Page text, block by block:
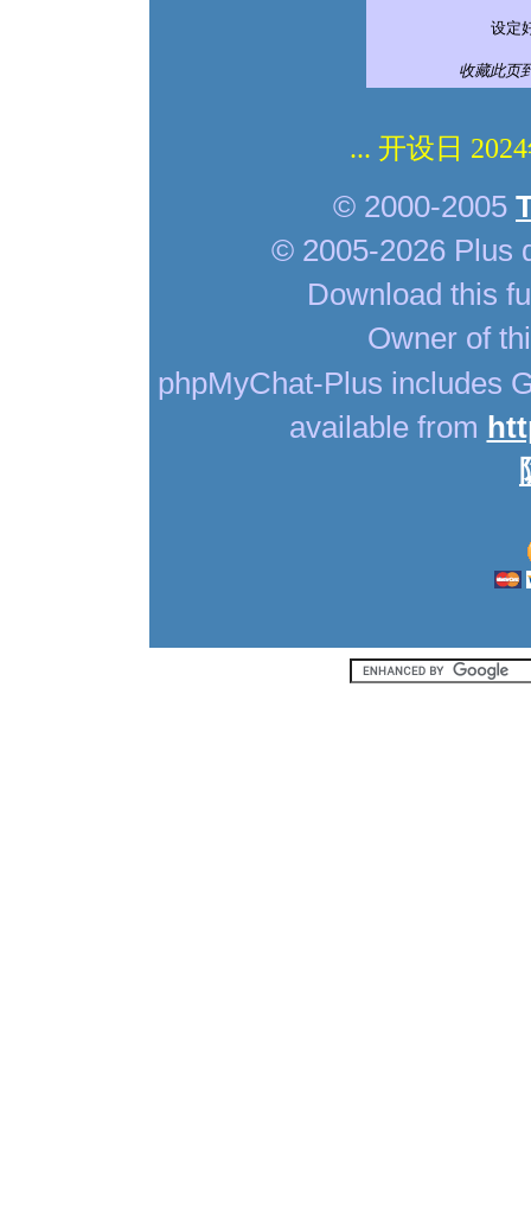
设定
收藏此页
... 开设日
© 2000-2005
© 2005-2026 Plus
Download this
Owner of
phpMyChat-Plus includes
available from